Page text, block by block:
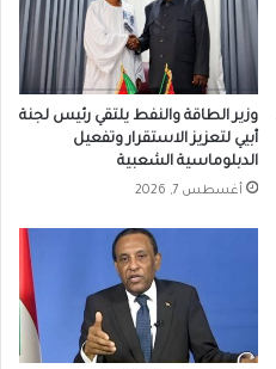
وزير الطاقة والنفط يلتقي رئيس لجنة
أبيي لتعزيز الاستقرار وتفعيل
الدبلوماسية الشعبية
أغسطس 7, 2026